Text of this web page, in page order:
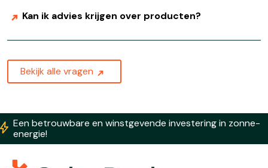
Kan ik advies krijgen over producten?
Bekijk alle vragen
Een betrouwbare en winstgevende investering in zonne-
energie!